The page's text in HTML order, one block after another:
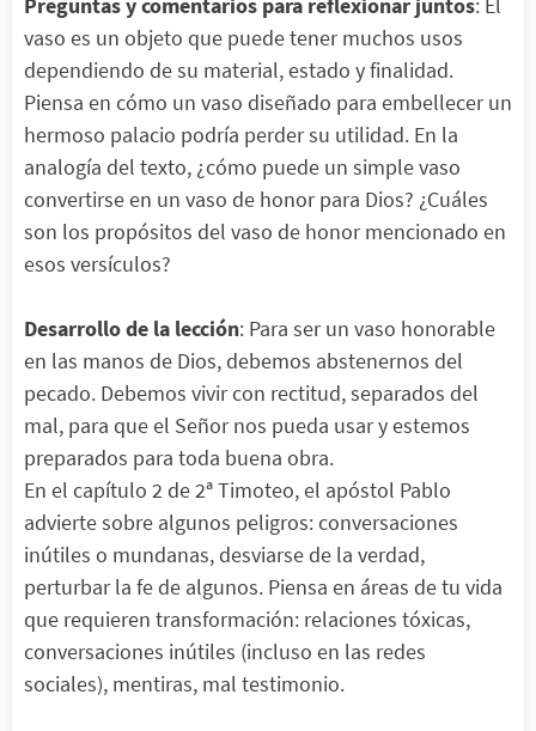
vaso es un objeto que puede tener muchos usos
dependiendo de su material, estado y finalidad.
Piensa en cómo un vaso diseñado para embellecer un
hermoso palacio podría perder su utilidad. En la
analogía del texto, ¿cómo puede un simple vaso
convertirse en un vaso de honor para Dios? ¿Cuáles
son los propósitos del vaso de honor mencionado en
esos versículos?
Desarrollo de la lección: Para ser un vaso honorable
en las manos de Dios, debemos abstenernos del
pecado. Debemos vivir con rectitud, separados del
mal, para que el Señor nos pueda usar y estemos
preparados para toda buena obra.
En el capítulo 2 de 2ª Timoteo, el apóstol Pablo
advierte sobre algunos peligros: conversaciones
inútiles o mundanas, desviarse de la verdad,
perturbar la fe de algunos. Piensa en áreas de tu vida
que requieren transformación: relaciones tóxicas,
conversaciones inútiles (incluso en las redes
sociales), mentiras, mal testimonio.